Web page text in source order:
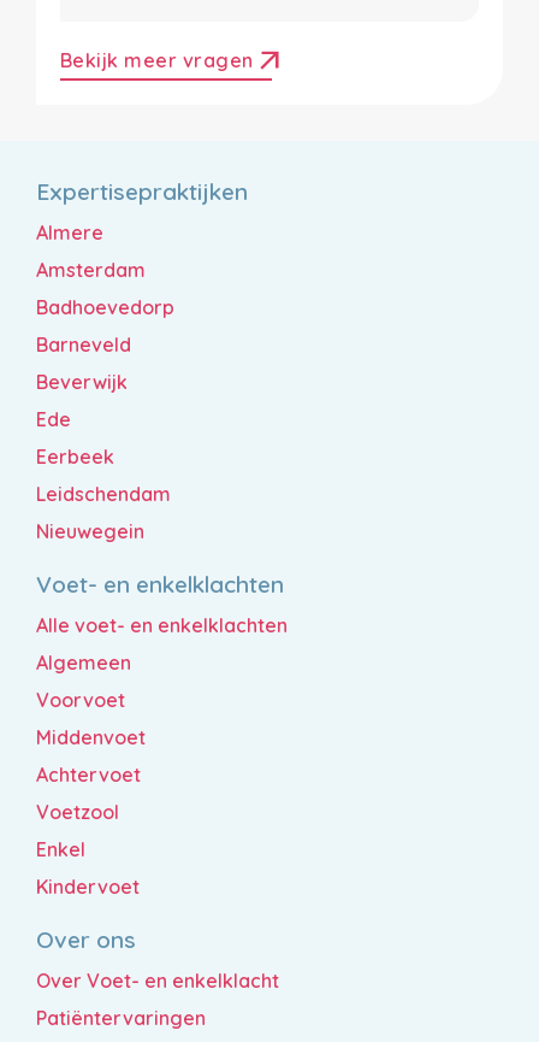
Bekijk meer vragen arrow_outward
Expertisepraktijken
Almere
Amsterdam
Badhoevedorp
Barneveld
Beverwijk
Ede
Eerbeek
Leidschendam
Nieuwegein
Voet- en enkelklachten
Alle voet- en enkelklachten
Algemeen
Voorvoet
Middenvoet
Achtervoet
Voetzool
Enkel
Kindervoet
Over ons
Over Voet- en enkelklacht
Patiëntervaringen